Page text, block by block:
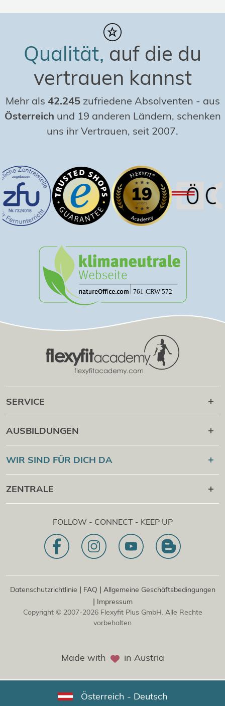
Qualität, auf die du
vertrauen kannst
Mehr als 42.245 zufriedene Absolventen - aus
Österreich und 19 anderen Ländern, schenken
uns ihr Vertrauen, seit 2007.
SERVICE
Karriere danach
Online Campus
Cert Check
AUSBILDUNGEN
Flexyfit
Sport Academy
Flexyfit Massage Academy
Flexyfit®Beauty Academy
WIR SIND FÜR DICH DA
+43 1 997 27 38
[email protected]
Beratungs- & Onlineanfrage
Unser Leitbild
ZENTRALE
1030 | Österreich
Dietrichgasse 27 E.EG2
Zweigstelle | DE
Konrad-Zuse-Platz 8
FOLLOW - CONNECT - KEEP UP
Datenschutzrichtlinie | FAQ | Allgemeine Geschäftsbedingungen
| Impressum
Copyright © 2007-2026 Flexyfit Plus GmbH. Alle Rechte
vorbehalten
Made with in Austria
Österreich - Deutsch